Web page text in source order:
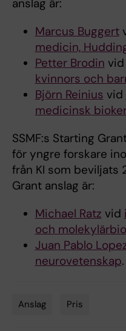
anslag är:
Marcus Buggert
medicin,
Petter Brodin vid
kvinnors och
Björn Reinius vid
medicinsk
SSMF:s Starting
för yngre forskare
från KI som beviljats
Grant anslag är:
Michael Ratz vid
och
Juan Pablo
neurovetenskap.
Anslag Pris